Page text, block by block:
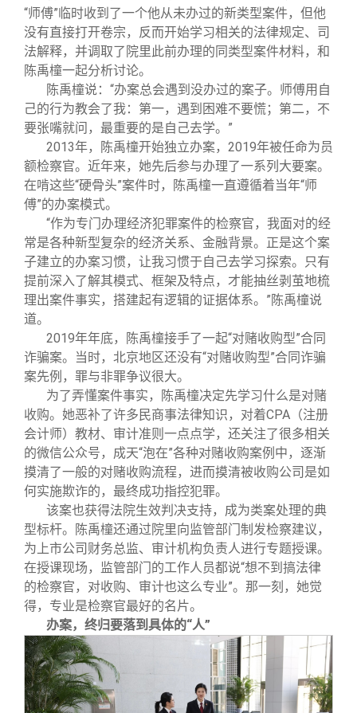
“师傅”临时收到了一个他从未办过的新类型案件，但他
没有直接打开卷宗，反而开始学习相关的法律规定、司
法解释，并调取了院里此前办理的同类型案件材料，和
陈禹橦一起分析讨论。
陈禹橦说：“办案总会遇到没办过的案子。师傅用自
己的行为教会了我：第一，遇到困难不要慌；第二，不
要张嘴就问，最重要的是自己去学。”
2013年，陈禹橦开始独立办案，2019年被任命为员
额检察官。近年来，她先后参与办理了一系列大要案。
在啃这些“硬骨头”案件时，陈禹橦一直遵循着当年“师
傅”的办案模式。
“作为专门办理经济犯罪案件的检察官，我面对的经
常是各种新型复杂的经济关系、金融背景。正是这个案
子建立的办案习惯，让我习惯于自己去学习探索。只有
提前深入了解其模式、框架及特点，才能抽丝剥茧地梳
理出案件事实，搭建起有逻辑的证据体系。”陈禹橦说
道。
2019年年底，陈禹橦接手了一起“对赌收购型”合同
诈骗案。当时，北京地区还没有“对赌收购型”合同诈骗
案先例，罪与非罪争议很大。
为了弄懂案件事实，陈禹橦决定先学习什么是对赌
收购。她恶补了许多民商事法律知识，对着CPA（注册
会计师）教材、审计准则一点点学，还关注了很多相关
的微信公众号，成天“泡在”各种对赌收购案例中，逐渐
摸清了一般的对赌收购流程，进而摸清被收购公司是如
何实施欺诈的，最终成功指控犯罪。
该案也获得法院生效判决支持，成为类案处理的典
型标杆。陈禹橦还通过院里向监管部门制发检察建议，
为上市公司财务总监、审计机构负责人进行专题授课。
在授课现场，监管部门的工作人员都说“想不到搞法律
的检察官，对收购、审计也这么专业”。那一刻，她觉
得，专业是检察官最好的名片。
办案，终归要落到具体的“人”